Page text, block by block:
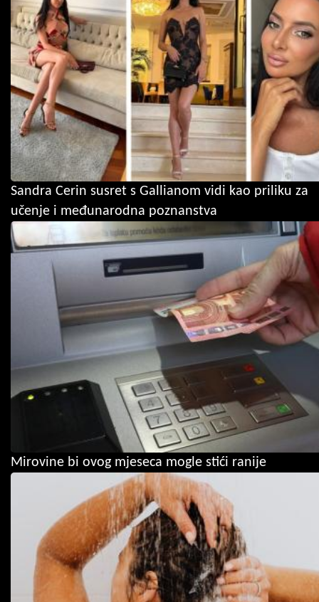
Sandra Cerin susret s Gallianom vidi kao priliku za
učenje i međunarodna poznanstva
Mirovine bi ovog mjeseca mogle stići ranije